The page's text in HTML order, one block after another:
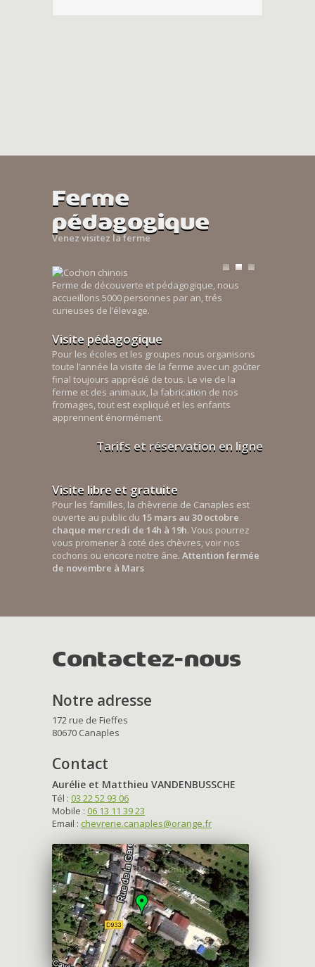
Ferme
pédagogique
Venez visitez la ferme
Ferme de découverte et pédagogique, nous
accueillons 5000 personnes par an, trés
curieuses de l’élevage.
Visite pédagogique
Pour les écoles et les groupes nous organisons
toute l’année la visite de la ferme avec un goûter
final toujours apprécié de tous. Le vie de la
ferme et des animaux, la fabrication de nos
fromages, tout est expliqué et les enfants
apprennent énormément.
Tarifs et réservation en ligne
Visite libre et gratuite
Pour les familles, la chèvrerie de Canaples est
ouverte au public du 15 mars au 30 octobre
chaque mercredi de 14h à 19h. Vous pourrez
vous promener à coté des chèvres, voir nos
cochons ou encore notre âne. Attention fermée
de novembre à Mars
Contactez-nous
Notre adresse
172 rue de Fieffes
80670 Canaples
Contact
Aurélie et Matthieu VANDENBUSSCHE
Tél : 03 22 52 93 06
Mobile : 06 13 11 39 23
Email : chevrerie.canaples@orange.fr